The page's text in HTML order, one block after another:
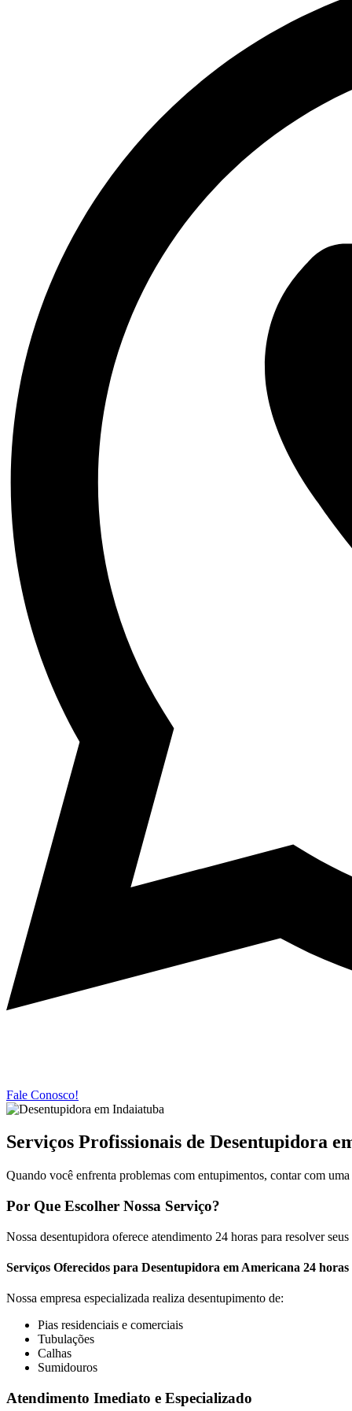
Fale Conosco!
Serviços Profissionais de Desentupidora
Quando você enfrenta problemas com entupimentos, contar com
Por Que Escolher Nossa Serviço?
Nossa desentupidora oferece atendimento 24 horas para resolver
Serviços Oferecidos para Desentupidora em Americana 24 horas
Nossa empresa especializada realiza desentupimento de:
Pias residenciais e comerciais
Tubulações
Calhas
Sumidouros
Atendimento Imediato e Especializado